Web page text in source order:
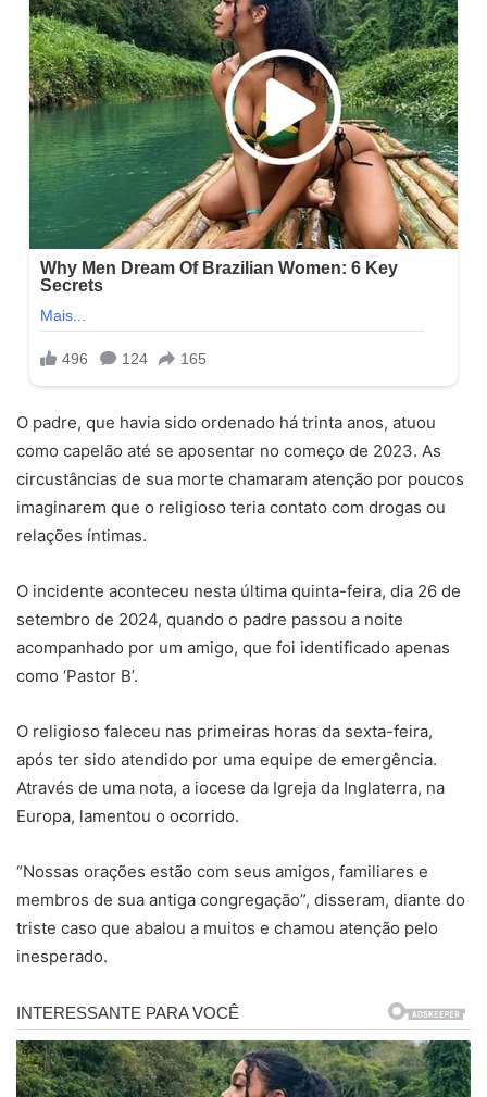
O padre, que havia sido ordenado há trinta anos, atuou
como capelão até se aposentar no começo de 2023. As
circustâncias de sua morte chamaram atenção por poucos
imaginarem que o religioso teria contato com drogas ou
relações íntimas.
O incidente aconteceu nesta última quinta-feira, dia 26 de
setembro de 2024, quando o padre passou a noite
acompanhado por um amigo, que foi identificado apenas
como ‘Pastor B’.
O religioso faleceu nas primeiras horas da sexta-feira,
após ter sido atendido por uma equipe de emergência.
Através de uma nota, a iocese da Igreja da Inglaterra, na
Europa, lamentou o ocorrido.
“Nossas orações estão com seus amigos, familiares e
membros de sua antiga congregação”, disseram, diante do
triste caso que abalou a muitos e chamou atenção pelo
inesperado.